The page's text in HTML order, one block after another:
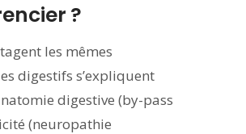
?
les mêmes
digestifs s’expliquent
digestive (by-pass
(neuropathie